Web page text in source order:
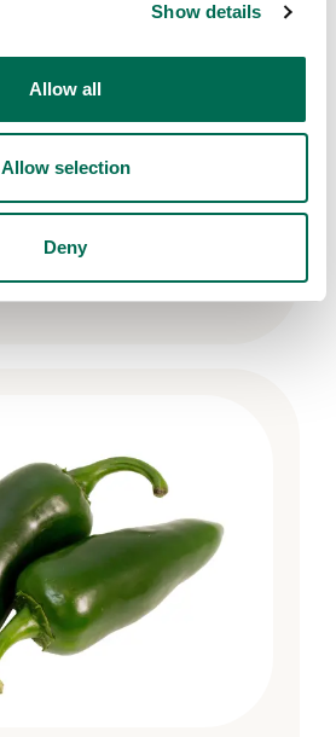
Show details
Allow all
Allow selection
Deny